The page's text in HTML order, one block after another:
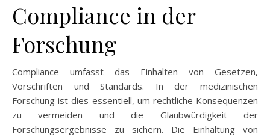
Compliance in der
Forschung
Compliance umfasst das Einhalten von Gesetzen,
Vorschriften und Standards. In der medizinischen
Forschung ist dies essentiell, um rechtliche Konsequenzen
zu vermeiden und die Glaubwürdigkeit der
Forschungsergebnisse zu sichern. Die Einhaltung von